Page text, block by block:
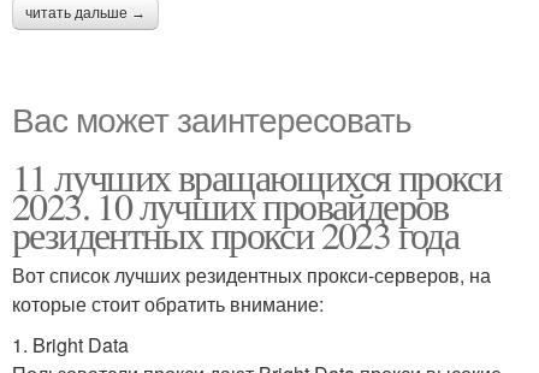
читать дальше →
Вас может заинтересовать
11 лучших вращающихся прокси
2023. 10 лучших провайдеров
резидентных прокси 2023 года
Вот список лучших резидентных прокси-серверов, на
которые стоит обратить внимание:
1. Bright Data